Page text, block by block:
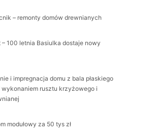
– remonty domów drewnianych
100 letnia Basiulka dostaje nowy
i impregnacja domu z bala płaskiego
wykonaniem rusztu krzyżowego i
modułowy za 50 tys zł